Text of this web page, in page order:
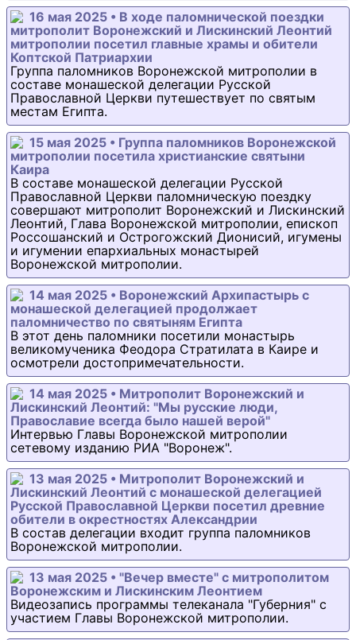
16 мая 2025 • В ходе паломнической поездки
митрополит Воронежский и Лискинский Леонтий
митрополии посетил главные храмы и обители
Коптской Патриархии
Группа паломников Воронежской митрополии в
составе монашеской делегации Русской
Православной Церкви путешествует по святым
местам Египта.
15 мая 2025 • Группа паломников Воронежской
митрополии посетила христианские святыни
Каира
В составе монашеской делегации Русской
Православной Церкви паломническую поездку
совершают митрополит Воронежский и Лискинский
Леонтий, Глава Воронежской митрополии, епископ
Россошанский и Острогожский Дионисий, игумены
и игумении епархиальных монастырей
Воронежской митрополии.
14 мая 2025 • Воронежский Архипастырь с
монашеской делегацией продолжает
паломничество по святыням Египта
В этот день паломники посетили монастырь
великомученика Феодора Стратилата в Каире и
осмотрели достопримечательности.
14 мая 2025 • Митрополит Воронежский и
Лискинский Леонтий: "Мы русские люди,
Православие всегда было нашей верой"
Интервью Главы Воронежской митрополии
сетевому изданию РИА "Воронеж".
13 мая 2025 • Митрополит Воронежский и
Лискинский Леонтий с монашеской делегацией
Русской Православной Церкви посетил древние
обители в окрестностях Александрии
В состав делегации входит группа паломников
Воронежской митрополии.
13 мая 2025 • "Вечер вместе" с митрополитом
Воронежским и Лискинским Леонтием
Видеозапись программы телеканала "Губерния" с
участием Главы Воронежской митрополии.